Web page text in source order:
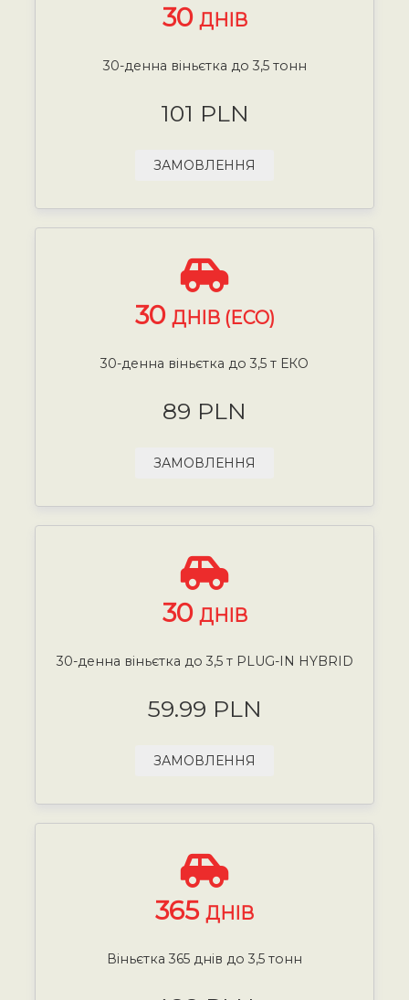
30 ДНІВ
30-денна віньєтка до 3,5 тонн
101 PLN
ЗАМОВЛЕННЯ
30 ДНІВ (ECO)
30-денна віньєтка до 3,5 т ЕКО
89 PLN
ЗАМОВЛЕННЯ
30 ДНІВ
30-денна віньєтка до 3,5 т PLUG-IN HYBRID
59.99 PLN
ЗАМОВЛЕННЯ
365 ДНІВ
Віньєтка 365 днів до 3,5 тонн